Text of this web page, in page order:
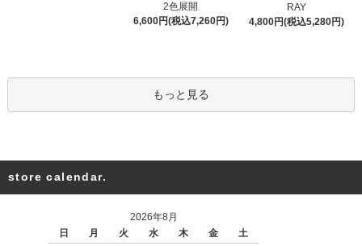
2色展開
6,600円(税込7,260円)
RAY
4,800円(税込5,280円)
もっと見る
store calendar.
2026年8月
日
月 火 水 木 金
土